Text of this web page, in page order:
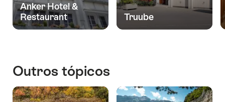
Anker Hotel &
Restaurant
Truube
Outros tópicos